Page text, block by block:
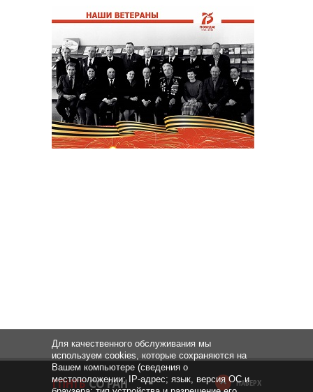
НАВЕРХ
Для качественного обслуживания мы
используем cookies, которые сохраняются на
Вашем компьютере (сведения о
местоположении; IP-адрес; язык, версия ОС и